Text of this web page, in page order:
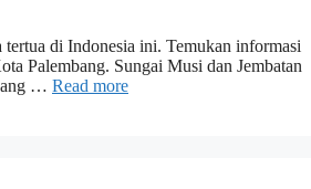
di Indonesia ini. Temukan informasi
Palembang. Sungai Musi dan Jembatan
… Read more